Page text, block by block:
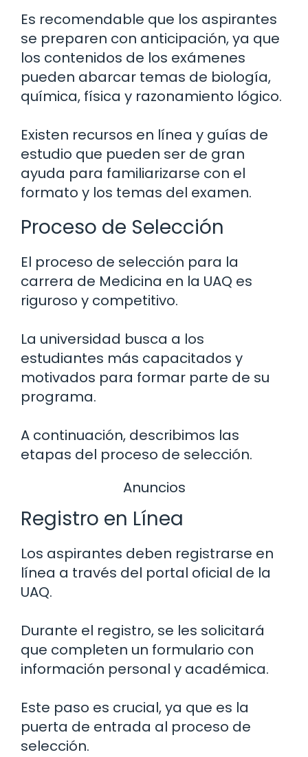
Es recomendable que los aspirantes
se preparen con anticipación, ya que
los contenidos de los exámenes
pueden abarcar temas de biología,
química, física y razonamiento lógico.
Existen recursos en línea y guías de
estudio que pueden ser de gran
ayuda para familiarizarse con el
formato y los temas del examen.
Proceso de Selección
El proceso de selección para la
carrera de Medicina en la UAQ es
riguroso y competitivo.
La universidad busca a los
estudiantes más capacitados y
motivados para formar parte de su
programa.
A continuación, describimos las
etapas del proceso de selección.
Anuncios
Registro en Línea
Los aspirantes deben registrarse en
línea a través del portal oficial de la
UAQ.
Durante el registro, se les solicitará
que completen un formulario con
información personal y académica.
Este paso es crucial, ya que es la
puerta de entrada al proceso de
selección.